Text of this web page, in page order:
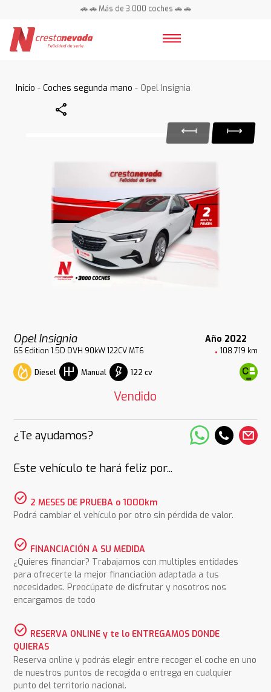
🚗 🚗 Más de 3.000 coches 🚗 🚗
Inicio -Coches segunda mano - Opel Insignia
Share
Opel Insignia Año 2022
GS Edition 1.5D DVH 90kW 122CV MT6 108.719 km
Diesel Manual 122 cv
Vendido
¿Te ayudamos?
Este vehículo te hará feliz por...
check_circle 2 MESES DE PRUEBA o 1000km
Podrá cambiar el vehículo por otro sin pérdida de valor.
check_circle FINANCIACIÓN A SU MEDIDA
¿Quieres financiar? Trabajamos con multiples entidades
para ofrecerte la mejor financiación adaptada a tus
necesidades. Preocúpate de disfrutar y nosotros nos
encargamos de todo
check_circle RESERVA ONLINE y te lo ENTREGAMOS DONDE
QUIERAS
Reserva online y podrás elegir entre recoger el coche en uno
de nuestros puntos de recogida o entrega en cualquier
punto del territorio nacional.